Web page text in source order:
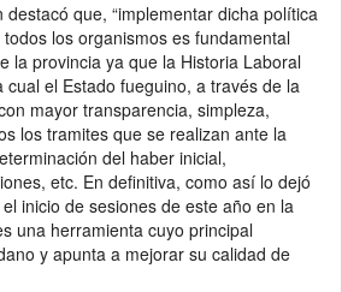
destacó que, “implementar dicha política
los organismos es fundamental
la provincia ya que la Historia Laboral
el Estado fueguino, a través de la
mayor transparencia, simpleza,
los tramites que se realizan ante la
del haber inicial,
etc. En definitiva, como así lo dejó
inicio de sesiones de este año en la
una herramienta cuyo principal
y apunta a mejorar su calidad de